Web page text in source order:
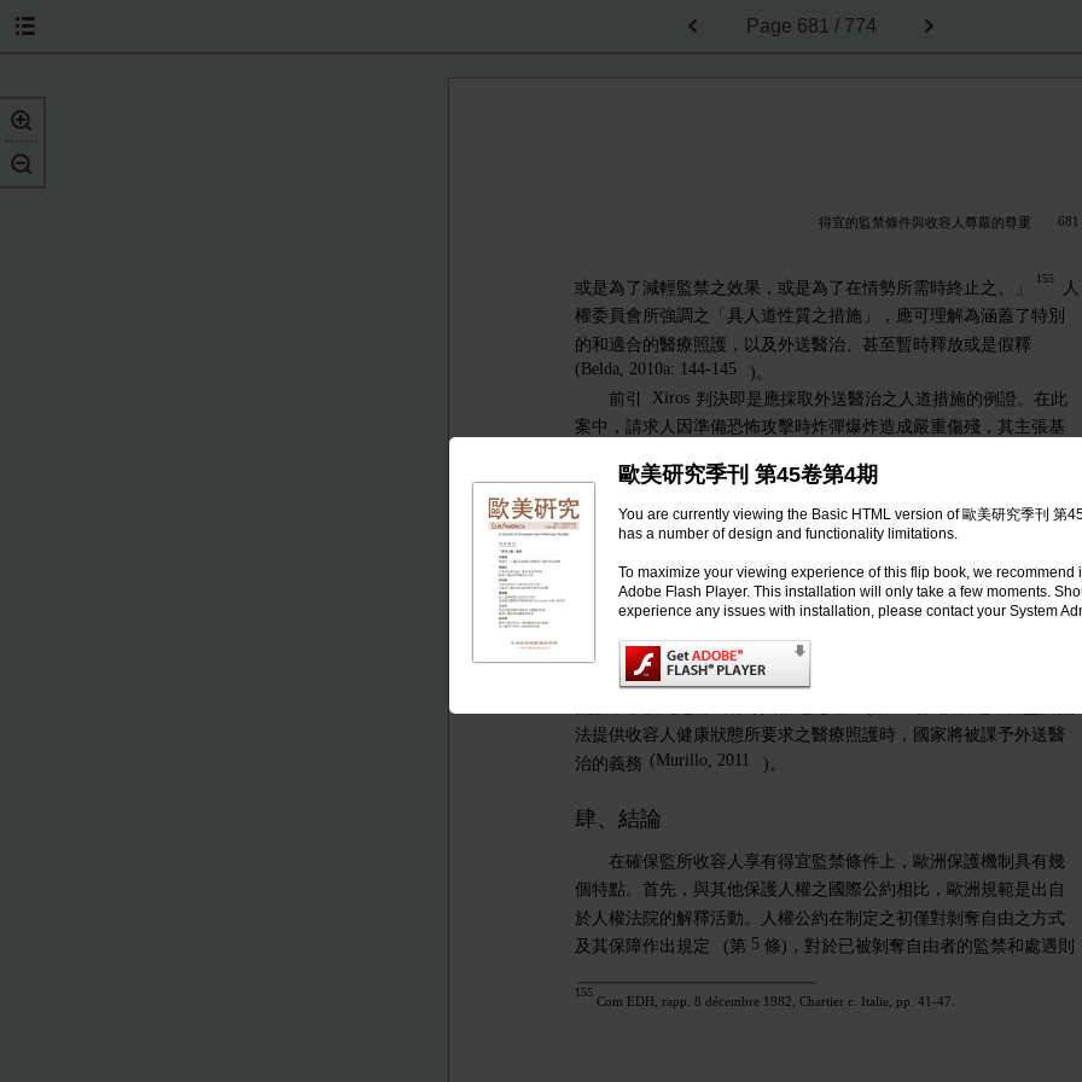
歐美研究季刊 第45卷第4期
You are currently viewing the Basic HTML version of 歐美研究季刊 第
has a number of design and functionality limitations.
To maximize your viewing experience of this flip book, we recommend
Adobe Flash Player. This installation will only take a few moments.
experience any issues with installation, please contact your System
Page 681 / 774
得宜的監禁條件與收容人尊嚴的尊重 681
或是為了減輕監禁之效果，或是為了在情勢所需時終止之。」 155
人
權委員會所強調之「具人道性質之措施」，應可理解為涵蓋了特別
的和適合的醫療照護，以及外送醫治、甚至暫時釋放或是假釋
(Belda, 2010a: 144-145
)。
前引
Xiros 判決即是應採取外送醫治之人道措施的例證。在此
案中，請求人因準備恐怖攻擊時炸彈爆炸造成嚴重傷殘，其主張基
其病情的醫療照護。在檢視請求人之服刑能力時，人權法院並不認
為請求人的情況是屬於健康狀況與維持監禁絕對不相容的例外情
(段 81)；在檢視其監禁環境是否適合其健康狀況時，亦不認為
有違反第 3 條 (段 93 )；但在檢視醫療品質時則指出：監所當局固
然表現出提供請求人具醫療配備且由專業人員進行處遇的意願，但
司法當局並未充分考量到醫學鑑定報告所提及之應將請求人安置
於特殊醫療中心接受一段時間治療的建議。此要素結合請求人健康
狀況的嚴重性，以及監獄附設門診本身並無法提供足夠品質之醫療
法提供收容人健康狀態所要求之醫療照護時，國家將被課予外送醫
治的義務 (Murillo, 2011 )。
肆、結論
在確保監所收容人享有得宜監禁條件上，歐洲保護機制具有幾
個特點。首先，與其他保護人權之國際公約相比，歐洲規範是出自
於人權法院的解釋活動。人權公約在制定之初僅對剝奪自由之方式
及其保障作出規定
(第 5 條)，對於已被剝奪自由者的監禁和處遇則
155
Com EDH, rapp. 8 décembre 1982, Chartier c. Italie, pp. 41-47.